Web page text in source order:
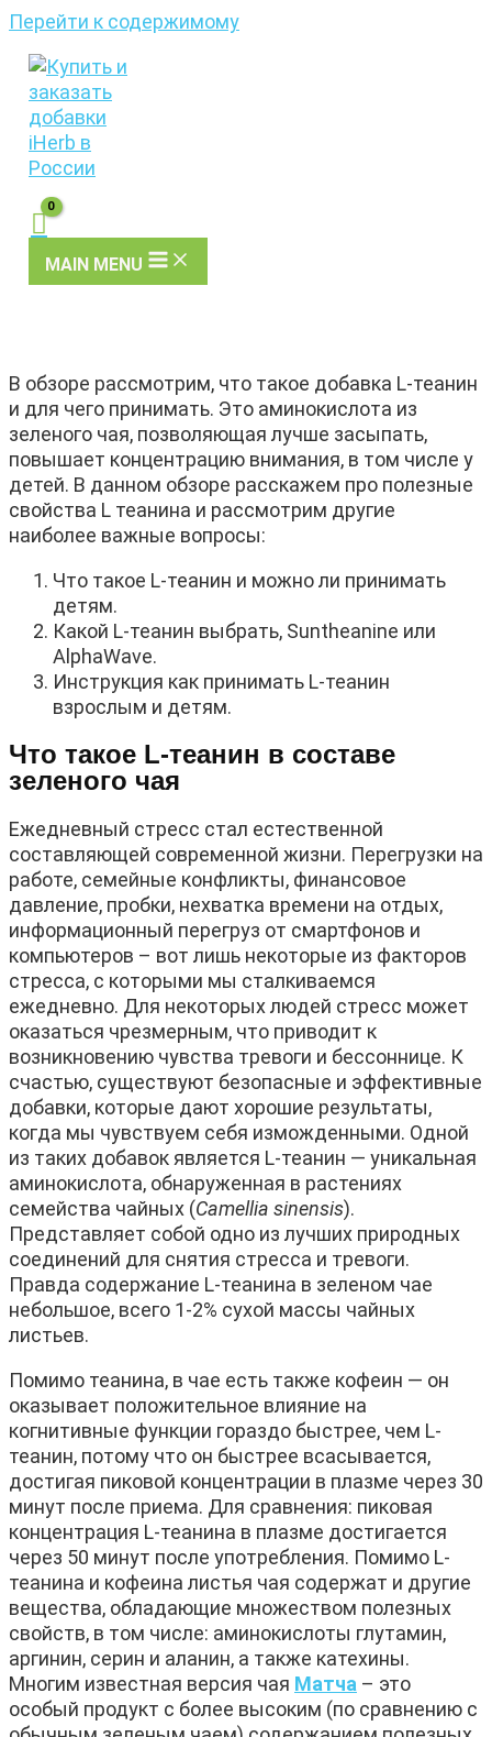
Перейти к содержимому
MAIN MENU
В обзоре рассмотрим, что такое добавка L-теанин
и для чего принимать. Это аминокислота из
зеленого чая, позволяющая лучше засыпать,
повышает концентрацию внимания, в том числе у
детей. В данном обзоре расскажем про полезные
свойства L теанина и рассмотрим другие
наиболее важные вопросы:
Что такое L-теанин и можно ли принимать
детям.
Какой L-теанин выбрать, Suntheanine или
AlphaWave.
Инструкция как принимать L-теанин
взрослым и детям.
Что такое L-теанин в составе
зеленого чая
Ежедневный стресс стал естественной
составляющей современной жизни. Перегрузки на
работе, семейные конфликты, финансовое
давление, пробки, нехватка времени на отдых,
информационный перегруз от смартфонов и
компьютеров – вот лишь некоторые из факторов
стресса, с которыми мы сталкиваемся
ежедневно. Для некоторых людей стресс может
оказаться чрезмерным, что приводит к
возникновению чувства тревоги и бессоннице. К
счастью, существуют безопасные и эффективные
добавки, которые дают хорошие результаты,
когда мы чувствуем себя изможденными. Одной
из таких добавок является L-теанин — уникальная
аминокислота, обнаруженная в растениях
семейства чайных (Camellia sinensis).
Представляет собой одно из лучших природных
соединений для снятия стресса и тревоги.
Правда содержание L-теанина в зеленом чае
небольшое, всего 1-2% сухой массы чайных
листьев.
Помимо теанина, в чае есть также кофеин — он
оказывает положительное влияние на
когнитивные функции гораздо быстрее, чем L-
теанин, потому что он быстрее всасывается,
достигая пиковой концентрации в плазме через 30
минут после приема. Для сравнения: пиковая
концентрация L-теанина в плазме достигается
через 50 минут после употребления. Помимо L-
теанина и кофеина листья чая содержат и другие
вещества, обладающие множеством полезных
свойств, в том числе: аминокислоты глутамин,
аргинин, серин и аланин, а также катехины.
Многим известная версия чая Матча – это
особый продукт с более высоким (по сравнению с